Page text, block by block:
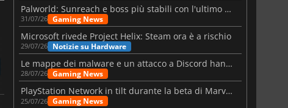
Palworld: Sunreach e boss più stabili con l'ultimo update
31/07/26 Gaming News
Microsoft rivede Project Helix: Steam ora è a rischio
29/07/26 Notizie su Hardware
Le mappe dei malware e un attacco a Discord hanno colpito Meccha Chameleon
28/07/26 Gaming News
PlayStation Network in tilt durante la beta di Marvel Tōkon
25/07/26 Gaming News